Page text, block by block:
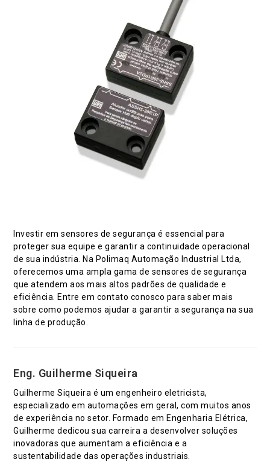
Investir em sensores de segurança é essencial para
proteger sua equipe e garantir a continuidade operacional
de sua indústria. Na Polimaq Automação Industrial Ltda,
oferecemos uma ampla gama de sensores de segurança
que atendem aos mais altos padrões de qualidade e
eficiência. Entre em contato conosco para saber mais
sobre como podemos ajudar a garantir a segurança na sua
linha de produção.
Eng. Guilherme Siqueira
Guilherme Siqueira é um engenheiro eletricista,
especializado em automações em geral, com muitos anos
de experiência no setor. Formado em Engenharia Elétrica,
Guilherme dedicou sua carreira a desenvolver soluções
inovadoras que aumentam a eficiência e a
sustentabilidade das operações industriais.